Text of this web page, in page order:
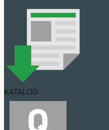
KATALOG